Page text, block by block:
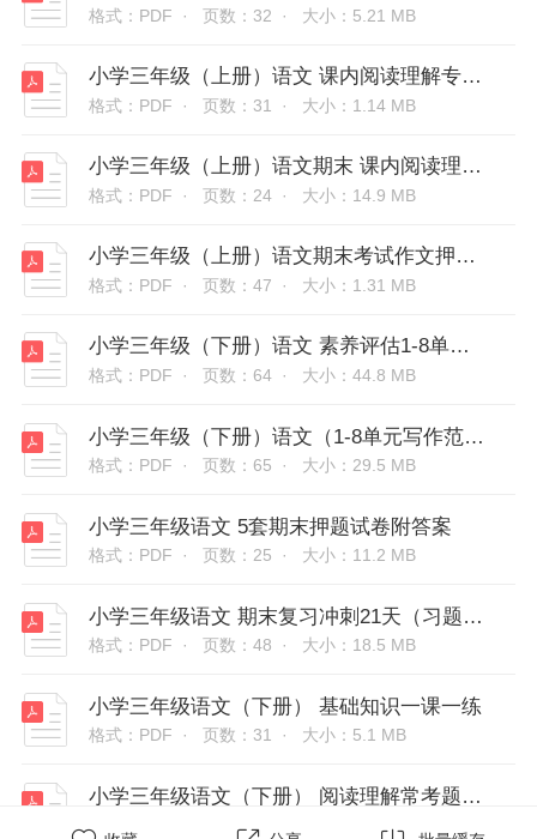
格式：PDF · 页数：32 · 大小：5.21 MB
小学三年级（上册）语文 课内阅读理解专项练习题（附答案）
格式：PDF · 页数：31 · 大小：1.14 MB
小学三年级（上册）语文期末 课内阅读理解考试押题（附答案）
格式：PDF · 页数：24 · 大小：14.9 MB
小学三年级（上册）语文期末考试作文押题指南
格式：PDF · 页数：47 · 大小：1.31 MB
小学三年级（下册）语文 素养评估1-8单元测试卷（附答案）
格式：PDF · 页数：64 · 大小：44.8 MB
小学三年级（下册）语文（1-8单元写作范文梳理）
格式：PDF · 页数：65 · 大小：29.5 MB
小学三年级语文 5套期末押题试卷附答案
格式：PDF · 页数：25 · 大小：11.2 MB
小学三年级语文 期末复习冲刺21天（习题+答案）
格式：PDF · 页数：48 · 大小：18.5 MB
小学三年级语文（下册） 基础知识一课一练
格式：PDF · 页数：31 · 大小：5.1 MB
小学三年级语文（下册） 阅读理解常考题型每日一练
页数：95 · 大小：1.88 MB